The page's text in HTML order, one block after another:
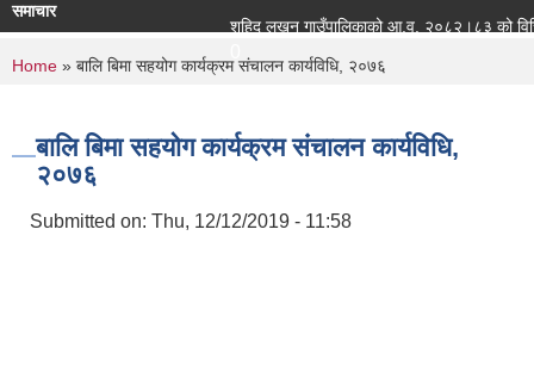
समाचार
शहिद लखन गाउँपालिकाको आ.व. २०८२।८३ को वित्तिय
You are here
Home » बालि बिमा सहयोग कार्यक्रम संचालन कार्यविधि, २०७६
बालि बिमा सहयोग कार्यक्रम संचालन कार्यविधि,
२०७६
Submitted on: Thu, 12/12/2019 - 11:58